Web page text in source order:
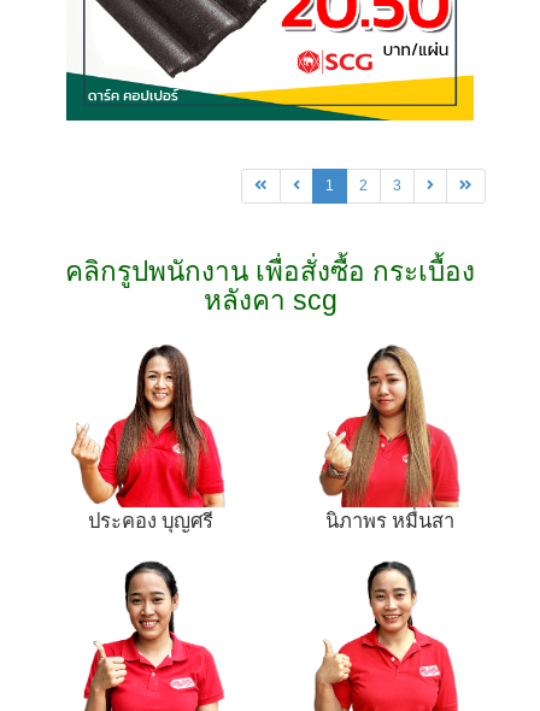
1 2 3
คลิกรูปพนักงาน เพื่อสั่งซื้อ กระเบื้อง
หลังคา scg
ประคอง บุญศรี นิภาพร หมื่นสา